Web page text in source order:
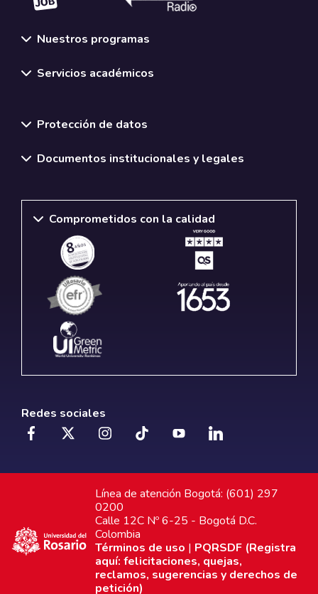
Nuestros programas
Servicios académicos
Protección de datos
Documentos institucionales y legales
Comprometidos con la calidad
Redes sociales
Línea de atención Bogotá: (601) 297
0200
Calle 12C Nº 6-25 - Bogotá D.C.
Colombia
Términos de uso | PQRSDF (Registra
aquí: felicitaciones, quejas,
reclamos, sugerencias y derechos de
petición)